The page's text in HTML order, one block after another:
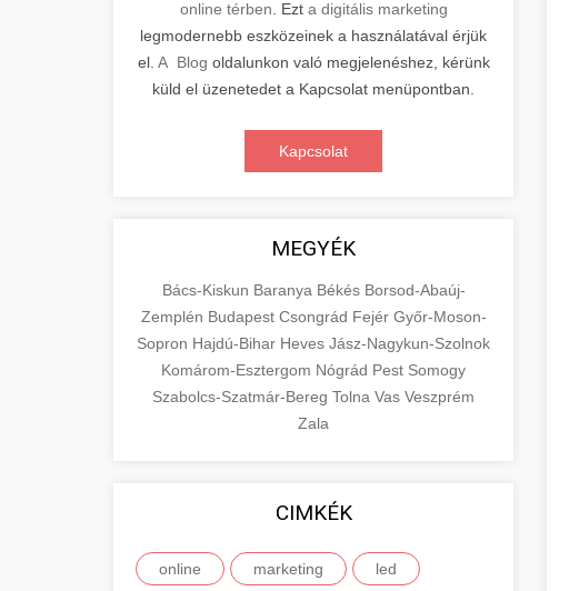
online térben . Ezt a digitális marketing
legmodernebb eszközeinek a használatával érjük
el. A Blog oldalunkon való megjelenéshez, kérünk
küld el üzenetedet a Kapcsolat menüpontban.
Kapcsolat
MEGYÉK
Bács-Kiskun Baranya Békés Borsod-Abaúj-
Zemplén Budapest Csongrád Fejér Győr-Moson-
Sopron Hajdú-Bihar Heves Jász-Nagykun-Szolnok
Komárom-Esztergom Nógrád Pest Somogy
Szabolcs-Szatmár-Bereg Tolna Vas Veszprém
Zala
CIMKÉK
online marketing led